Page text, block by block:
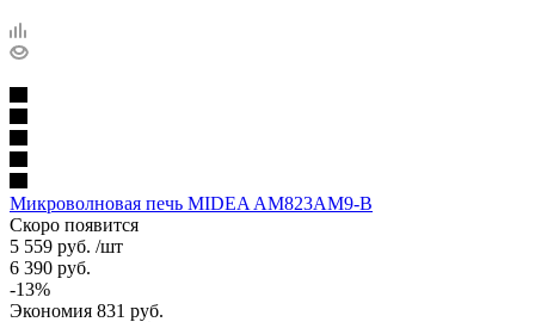
Микроволновая печь MIDEA AM823AM9-B
Скоро появится
5 559 руб. /шт
6 390 руб.
-13%
Экономия 831 руб.